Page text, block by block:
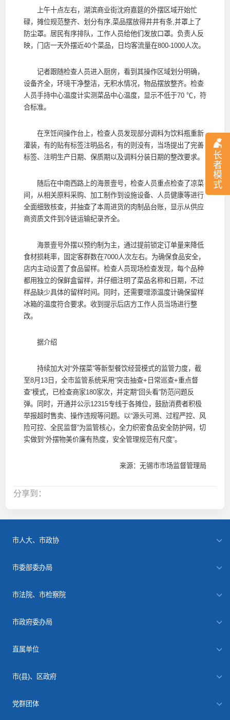
长
者
模
式
上午十点左右，湖滨商业街沈府嘉筵的外摆区域开始忙
碌，摊位规范整齐、划分有序,菜品摆放得井井有条,并罩上了
防尘罩。居民有序排队，工作人员给他们发放口罩。负责人反
映，门店一天外摆近40个菜品，日均客流量在800-1000人次。
记者跟随检查人员进入厨房，看到其操作区域划分明确，
设备齐全，环境干净整洁，无积水情况，物品摆放整齐。检查
人员手持中心温度计实测菜品中心温度，显示不低于70 ℃，符
合标准。
在烹饪间操作台上，检查人员发现部分调料为饮料瓶重新
灌装，有的贴有标签注明品名，有的则没有，当场提出了完善
标签、注明生产日期、保质期以及调料分装日期的整改要求。
随后在中南西路上的海景壹号，检查人员重点检查了凉菜
间，从相关原料采购、加工制作到设施设备、人员健康等进行
全面细致核查，并抽查了本周进货的肉制品台账，显示从供应
商资质文件到冷链运输纪录齐全。
海景壹号外摆以预约制为主，通过提前锁定订单量来降低
食材损耗率，固定客群数在7000人次左右。为确保食品安全，
店内主动设置了食品留样。检查人员现场检查发现，每个品种
都用独立的保鲜盒留样，并仔细注明了菜品名称和日期，不过
样品缺少具体的留样时间。同时，还需要增添温度计确保留样
冰箱的温度符合要求。收到提示后店方工作人员当场进行整
改。
据介绍
持续加大对“外摆菜”等新型餐饮经营模式的监管力度，截
至8月13日，全市监管系统采用“突击抽查+日常巡查+重点督
查”模式，已检查商家180家次，并定期“回头看”防范问题反
弹。同时，开通并公示12315专线于各摊位，鼓励消费者积极
举报超时售卖、操作违规等问题。以“源头可溯、过程严控、风
险可控、全民监督”为监管核心，全力织密食品安全防护网，切
实做到“外摆物美价廉有热度，安全管理规范有尺度”。
来源：无锡市市场监督管理局
分享到：
市人大、市政协
市委部委办局
市法院、市检察院
市政府委办局
直属单位
市(县)、区政府
党群团体